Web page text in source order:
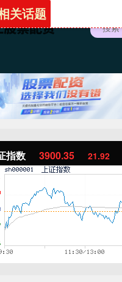
指数 3900.35 21.92
关话题